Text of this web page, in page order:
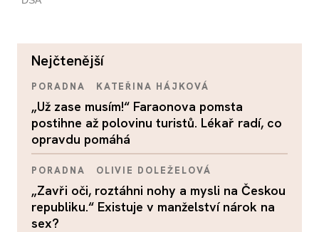
nejčtenější
PORADNA KATEŘINA HÁJKOVÁ
„Už zase musím!“ Faraonova pomsta
postihne až polovinu turistů. Lékař radí, co
opravdu pomáhá
PORADNA OLIVIE DOLEŽELOVÁ
„Zavři oči, roztáhni nohy a mysli na Českou
republiku.“ Existuje v manželství nárok na
sex?